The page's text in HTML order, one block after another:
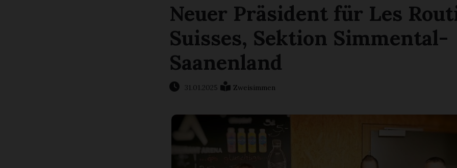
Neuer Präsident für Les
Suisses, Sektion Simmental-
Saanenland
31.01.2025 Zweisimmen